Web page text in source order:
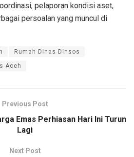
pelaporan kondisi aset,
persoalan yang muncul di
Rumah Dinas Dinsos
Aceh
Previous Post
Emas Perhiasan Hari Ini Turun
Lagi
Next Post